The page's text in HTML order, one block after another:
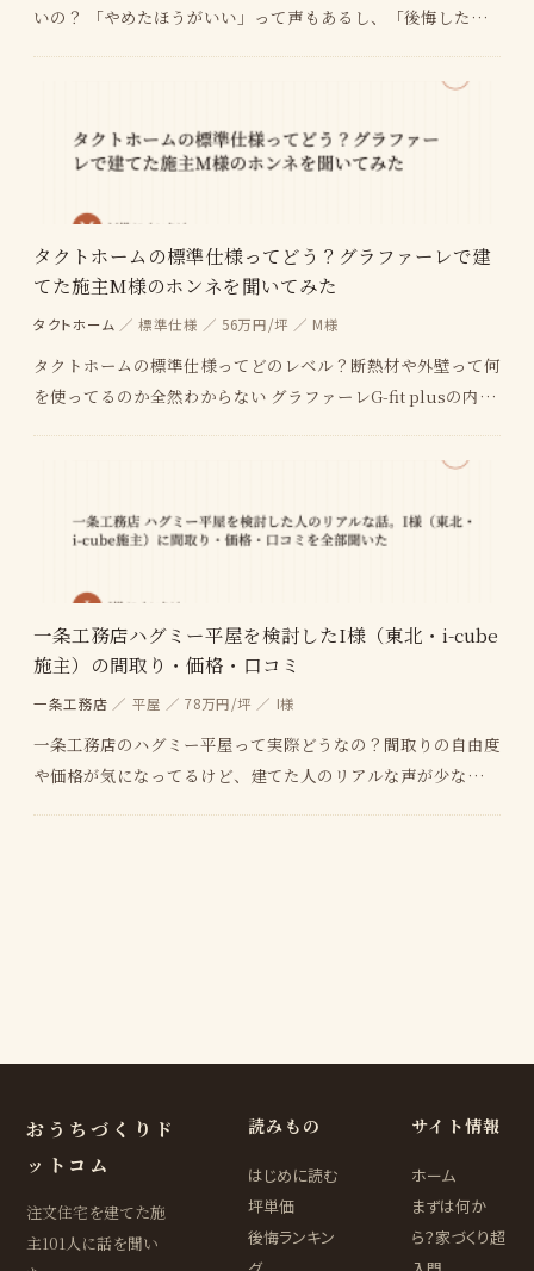
いの？ 「やめたほうがいい」って声もあるし、「後悔した」
タクトホームの標準仕様ってどう？グラファーレで建
てた施主M様のホンネを聞いてみた
タクトホーム ／ 標準仕様 ／ 56万円/坪 ／ M様
タクトホームの標準仕様ってどのレベル？断熱材や外壁って何
を使ってるのか全然わからない グラファーレG-fit plusの内
一条工務店ハグミー平屋を検討したI様（東北・i-cube
施主）の間取り・価格・口コミ
一条工務店 ／ 平屋 ／ 78万円/坪 ／ I様
一条工務店のハグミー平屋って実際どうなの？間取りの自由度
や価格が気になってるけど、建てた人のリアルな声が少なくて
おうちづくりド
ットコム
注文住宅を建てた施
主101人に話を聞い
読みもの
はじめに読む
坪単価
後悔ランキン
サイト情報
ホーム
まずは何か
ら？家づくり超